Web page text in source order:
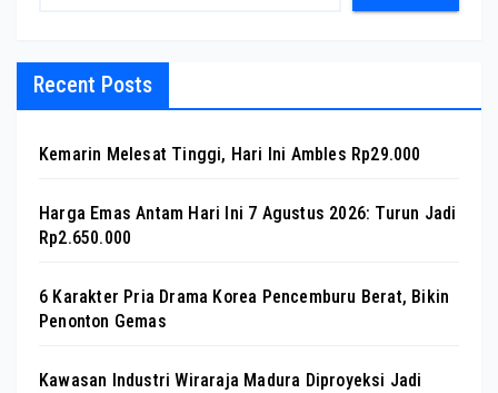
Recent Posts
Kemarin Melesat Tinggi, Hari Ini Ambles Rp29.000
Harga Emas Antam Hari Ini 7 Agustus 2026: Turun Jadi
Rp2.650.000
6 Karakter Pria Drama Korea Pencemburu Berat, Bikin
Penonton Gemas
Kawasan Industri Wiraraja Madura Diproyeksi Jadi